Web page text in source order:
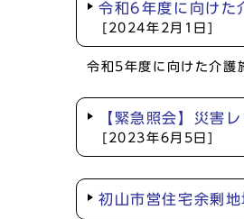
令和6年度に向けた
[2024年2月1日]
令和5年度に向けた介護
【緊急照会】災害
[2023年6月5日]
初山市営住宅余剰